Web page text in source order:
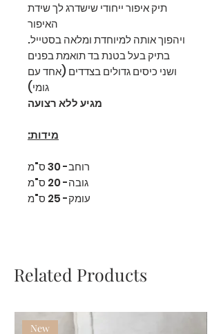
תיק איפור ייחודי שישדרג לך שידת
האיפור
ויהפוך אותה למיוחדת ומלאה בסטייל.
בתיק בעל בטנת בד תואמת בפנים
ושני כיסים גדולים בצדדים (אחד עם
גומי)
מגיע ללא רצועה
מידות:
רוחב- 30 ס"מ
גובה- 20 ס"מ
עומק- 25 ס"מ
Related Products
New